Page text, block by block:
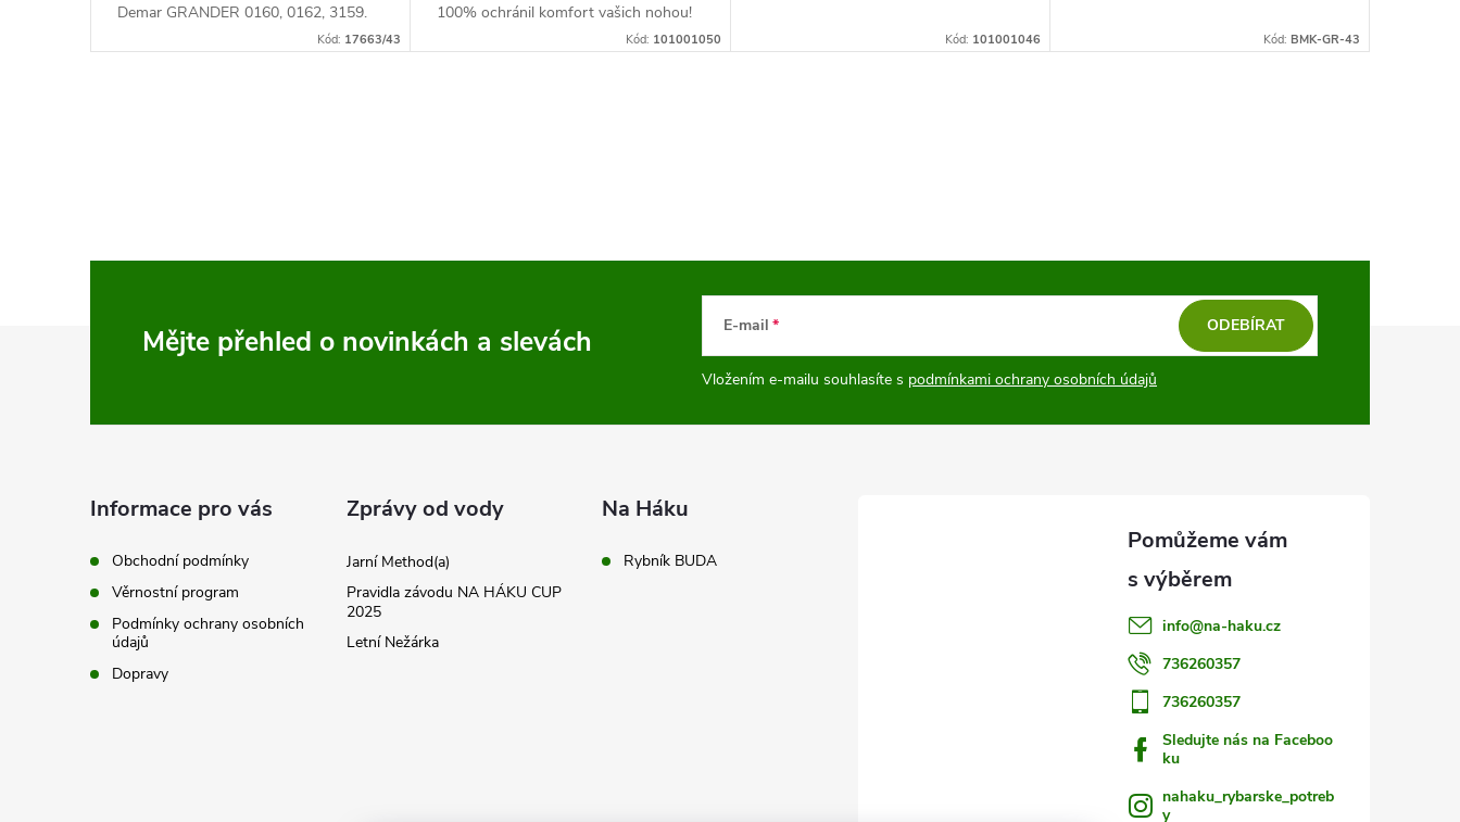
ů
u
Demar GRANDER 0160, 0162, 3159.
Kód: 17663/43
100% ochránil komfort vašich nohou!
Kód: 101001050 Kód: 101001046 Kód: BMK-GR-43
á
í
r
v
k
Mějte přehled o novinkách a slevách E-mail
Vložením e-mailu souhlasíte s podmínkami ochrany osobních údajů
ODEBÍRAT
Informace pro vás
Obchodní podmínky
Věrnostní program
Podmínky ochrany osobních
údajů
Dopravy
Zprávy od vody
Jarní Method(a)
Pravidla závodu NA HÁKU CUP
2025
Letní Nežárka
Na Háku
Rybník BUDA
info@na-haku.cz
736260357
736260357
Sledujte nás na Faceboo
ku
nahaku_rybarske_potreb
y